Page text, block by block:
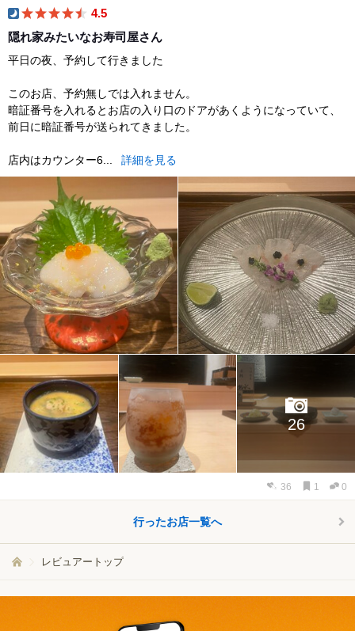
4.5
隠れ家みたいなお寿司屋さん
平日の夜、予約して行きました
このお店、予約無しでは入れません。
暗証番号を入れるとお店の入り口のドアがあくようになっていて、
前日に暗証番号が送られてきました。
店内はカウンター6... 詳細を見る
26
36 1 0
行ったお店一覧へ
レビュアートップ